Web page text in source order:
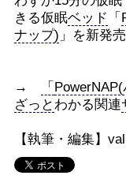
きる仮眠ベッド 「
ナップ) 」を新発売
→ 「
ざっとわかる関連
【執筆・編集】